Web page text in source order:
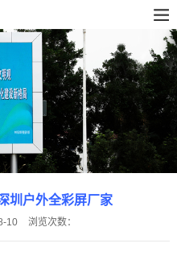
圳户外全彩屏厂家
10 浏览次数：